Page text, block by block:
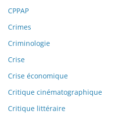
CPPAP
Crimes
Criminologie
Crise
Crise économique
Critique cinématographique
Critique littéraire